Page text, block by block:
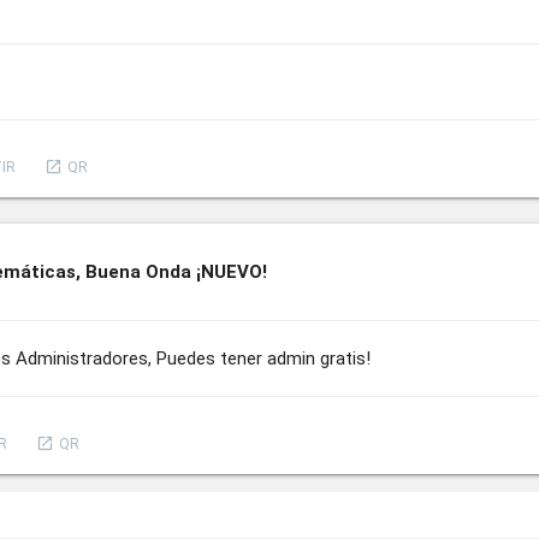
launch QR
Buena Onda ¡NUEVO!
Administradores, Puedes tener admin gratis!
launch QR